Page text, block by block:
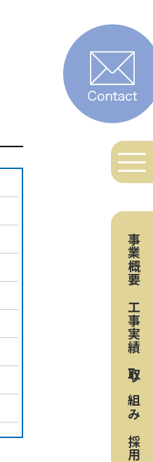
事業概要
工事実績
取り組み